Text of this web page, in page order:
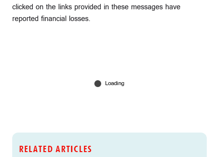
clicked on the links provided in these messages have
reported financial losses.
RELATED ARTICLES